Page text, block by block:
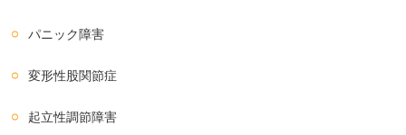
パニック障害
変形性股関節症
起立性調節障害